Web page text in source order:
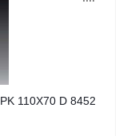
110X70 D 8452